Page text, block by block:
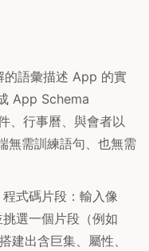
的語彙描述 App 的實
App Schema
、行事曆、與會者以
無需訓練語句、也無需
式碼片段：輸入像
選一個片段（例如
建出含巨集、屬性、